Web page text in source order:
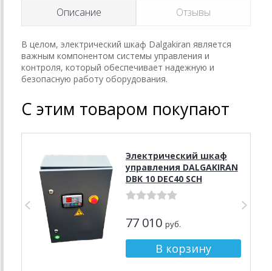
Описание Отзывы
В целом, электрический шкаф Dalgakiran является
важным компонентом системы управления и
контроля, который обеспечивает надежную и
безопасную работу оборудования.
С этим товаром покупают
Электрический шкаф
управления DALGAKIRAN
DBK 10 DEC40 SCH
77 010 руб.